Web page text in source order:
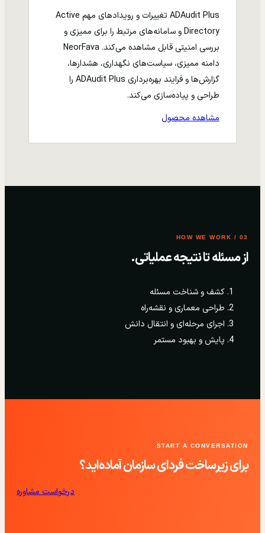
ADAudit Plus تغییرات و رویدادهای مهم Active
Directory و سامانه‌های مرتبط را برای ممیزی و
بررسی امنیتی قابل مشاهده می‌کند. NeorFava
دامنه ممیزی، سیاست‌های نگهداری، هشدارها،
گزارش‌ها و فرایند بهره‌برداری ADAudit Plus را
طراحی و پیاده‌سازی می‌کند.
مشاهده محصول
03 / HOW WE WORK
از مسئله تا نتیجه عملیاتی.
کشف و شناخت مسئله
طراحی معماری و نقشه‌راه
اجرای مرحله‌ای و انتقال دانش
پایش و بهبود مستمر
START A CONVERSATION
برای زیرساخت فردای سازمان آماده‌اید؟
درخواست مشاوره